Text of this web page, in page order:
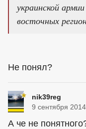
украинской
восточных
Не понял?
nik39reg
9 сентября
А че не